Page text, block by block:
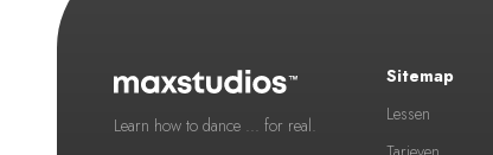
Learn how to dance ... for real.
Sitemap
Lessen